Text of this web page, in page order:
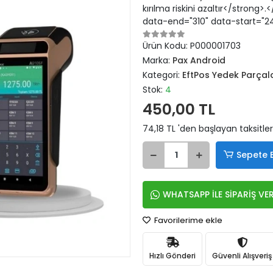
kırılma riskini azaltır</
data-end="310" data-
Ürün Kodu: P000001703
Marka: Pax Android
Kategori: EftPos Yedek
Stok: 4
450,00 TL
74,18 TL 'den başlayan
Sepete
WHATSAPP İLE SİPARİŞ
Favorilerime ekle
Hızlı Gönderi Güvenli Alışveriş